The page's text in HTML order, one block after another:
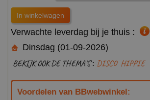
Verwachte leverdag bij je thuis :
Dinsdag (01-09-2026)
BEKIJK OOK DE THEMA'S : DISCO HIPPIE
Voordelen van BBwebwinkel: